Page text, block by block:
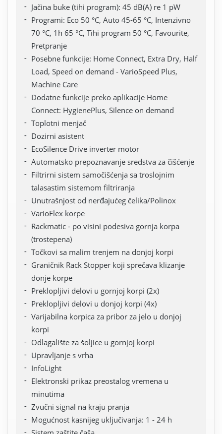
Jačina buke (tihi program): 45 dB(A) re 1 pW
Programi: Eco 50 °C, Auto 45-65 °C, Intenzivno
70 °C, 1h 65 °C, Tihi program 50 °C, Favourite,
Pretpranje
Posebne funkcije: Home Connect, Extra Dry, Half
Load, Speed on demand - VarioSpeed Plus,
Machine Care
Dodatne funkcije preko aplikacije Home
Connect: HygienePlus, Silence on demand
Toplotni menjač
Dozirni asistent
EcoSilence Drive inverter motor
Automatsko prepoznavanje sredstva za čišćenje
Filtrirni sistem samočišćenja sa troslojnim
talasastim sistemom filtriranja
Unutrašnjost od nerđajućeg čelika/Polinox
VarioFlex korpe
Rackmatic - po visini podesiva gornja korpa
(trostepena)
Točkovi sa malim trenjem na donjoj korpi
Graničnik Rack Stopper koji sprečava klizanje
donje korpe
Preklopljivi delovi u gornjoj korpi (2x)
Preklopljivi delovi u donjoj korpi (4x)
Varijabilna korpica za pribor za jelo u donjoj
korpi
Odlagalište za šoljice u gornjoj korpi
Upravljanje s vrha
InfoLight
Elektronski prikaz preostalog vremena u
minutima
Zvučni signal na kraju pranja
Mogućnost kasnijeg uključivanja: 1 - 24 h